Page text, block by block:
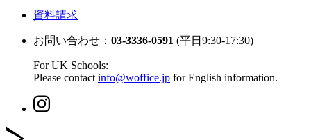
資料請求
お問い合わせ： 03-3336-0591 (平日9:30-17:30)
For UK Schools:
Please contact info@woffice.jp for English information.